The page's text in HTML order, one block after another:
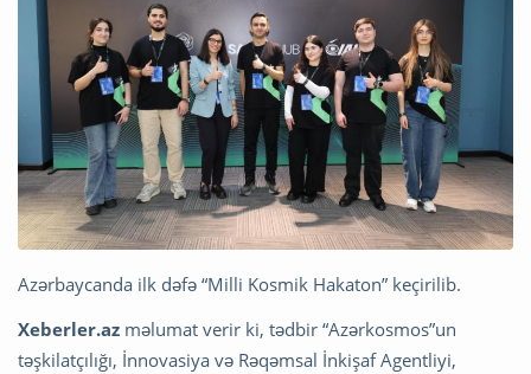
Azərbaycanda ilk dəfə “Milli Kosmik Hakaton” keçirilib.
Xeberler.az məlumat verir ki, tədbir “Azərkosmos”un
təşkilatçılığı, İnnovasiya və Rəqəmsal İnkişaf Agentliyi,